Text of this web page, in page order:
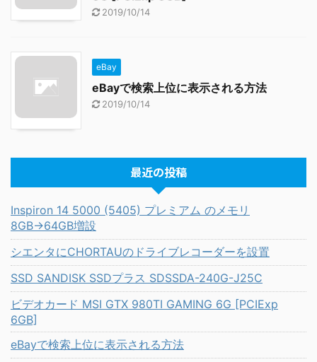
2019/10/14
eBay
eBayで検索上位に表示される方法
2019/10/14
最近の投稿
Inspiron 14 5000 (5405) プレミアム のメモリ
8GB→64GB増設
シエンタにCHORTAUのドライブレコーダーを設置
SSD SANDISK SSDプラス SDSSDA-240G-J25C
ビデオカード MSI GTX 980TI GAMING 6G [PCIExp
6GB]
eBayで検索上位に表示される方法